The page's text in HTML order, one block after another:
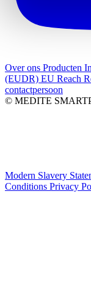
Over ons Producten
(EUDR) EU Reach
contactpersoon
© MEDITE
Modern Slavery
Conditions Privacy